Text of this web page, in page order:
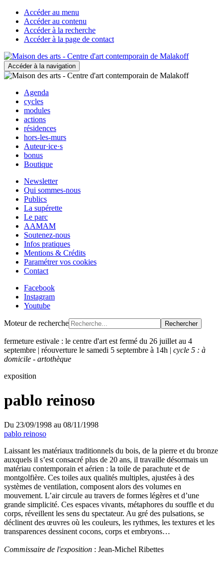
Accéder au menu
Accéder au contenu
Accéder à la recherche
Accéder à la page de contact
Accéder à la navigation
Agenda
cycles
modules
actions
résidences
hors-les-murs
Auteur·ice·s
bonus
Boutique
Newsletter
Qui sommes-nous
Publics
La supérette
Le parc
AAMAM
Soutenez-nous
Infos pratiques
Mentions & Crédits
Paramétrer vos cookies
Contact
Facebook
Instagram
Youtube
Moteur de recherche Rechercher
fermeture estivale : le centre d'art est fermé du 26 juillet au 4
septembre | réouverture le samedi 5 septembre à 14h | cycle 5 : à
domicile - artothèque
exposition
pablo reinoso
Du 23/09/1998 au 08/11/1998
pablo reinoso
Laissant les matériaux traditionnels du bois, de la pierre et du bronze
auxquels il s’est consacré plus de 20 ans, il travaille désormais un
matériau contemporain et aérien : la toile de parachute et de
montgolfière. Ces toiles aux qualités multiples, ajustées à des
systèmes de ventilation, composent alors des volumes en
mouvement. L’air circule au travers de formes légères et d’une
grande simplicité. Ces espaces vivants, métaphores du souffle et du
corps, réveillent les sens du spectateur. Au gré des pulsations, se
déclinent des œuvres où les couleurs, les rythmes, les textures et les
transparences dessinent cocons, corps et embryons…
Commissaire de l'exposition : Jean-Michel Ribettes